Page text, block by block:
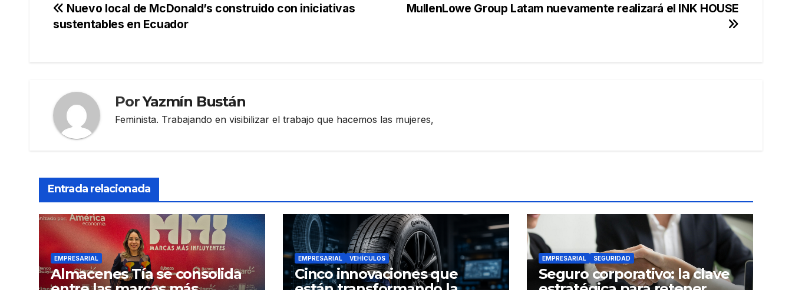
Navegación
MullenLowe Group Latam nuevamente realizará el INK HOUSE
Nuevo local de McDonald’s construido con iniciativas
sustentables en Ecuador
PorYazmín Bustán
Feminista. Trabajando en visibilizar el trabajo que hacemos las mujeres,
Entrada relacionada
EMPRESARIAL
Almacenes Tía se consolida
EMPRESARIAL VEHÍCULOS
Cinco innovaciones que
EMPRESARIAL SEGURIDAD
Seguro corporativo: la clave